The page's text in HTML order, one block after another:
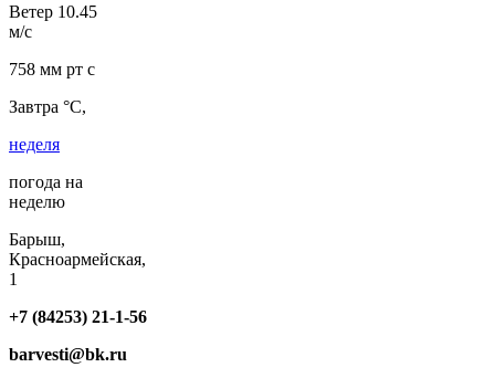
Ветер 10.45
м/с
758 мм рт с
Завтра °C,
неделя
погода на
неделю
Барыш,
Красноармейская,
1
+7 (84253) 21-1-56
barvesti@bk.ru